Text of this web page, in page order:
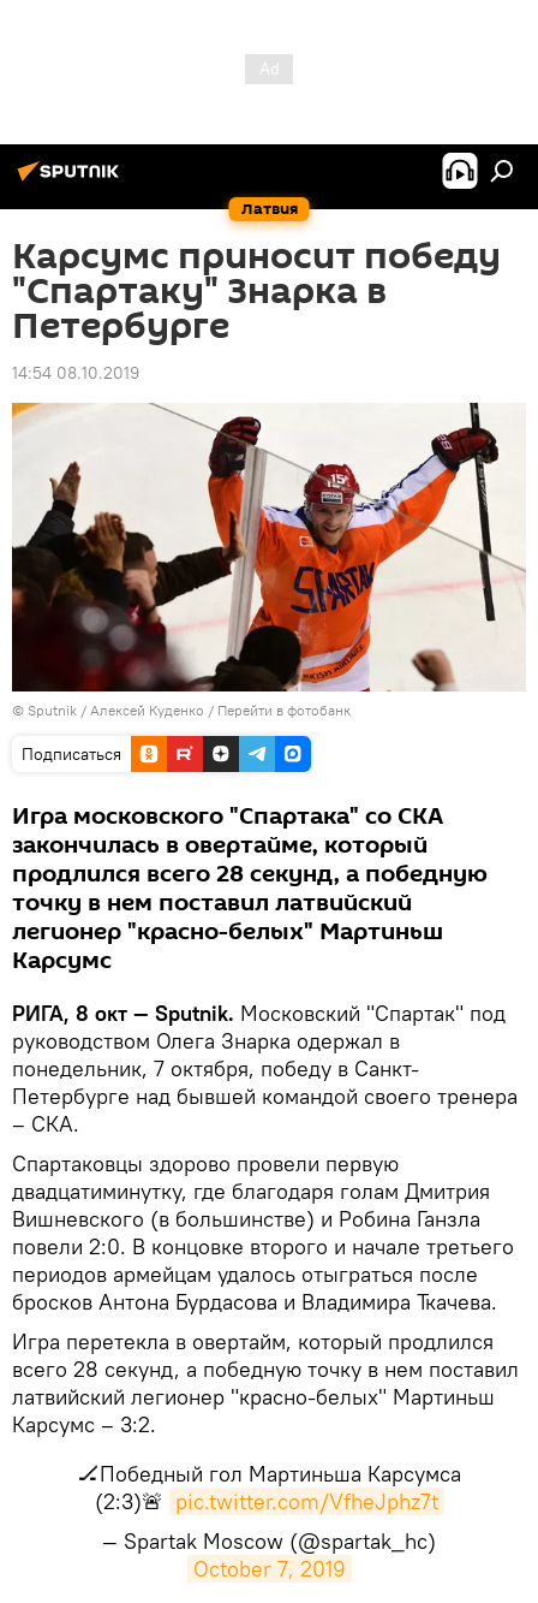
Латвия
Карсумс приносит победу
"Спартаку" Знарка в
Петербурге
14:54 08.10.2019
© Sputnik / Алексей Куденко / Перейти в фотобанк
Подписаться
Игра московского "Спартака" со СКА
закончилась в овертайме, который
продлился всего 28 секунд, а победную
точку в нем поставил латвийский
легионер "красно-белых" Мартиньш
Карсумс
РИГА, 8 окт — Sputnik. Московский "Спартак" под
руководством Олега Знарка одержал в
понедельник, 7 октября, победу в Санкт-
Петербурге над бывшей командой своего тренера
– СКА.
Спартаковцы здорово провели первую
двадцатиминутку, где благодаря голам Дмитрия
Вишневского (в большинстве) и Робина Ганзла
повели 2:0. В концовке второго и начале третьего
периодов армейцам удалось отыграться после
бросков Антона Бурдасова и Владимира Ткачева.
Игра перетекла в овертайм, который продлился
всего 28 секунд, а победную точку в нем поставил
латвийский легионер "красно-белых" Мартиньш
Карсумс – 3:2.
🏒Победный гол Мартиньша Карсумса
(2:3)🚨 pic.twitter.com/VfheJphz7t
— Spartak Moscow (@spartak_hc)
October 7, 2019